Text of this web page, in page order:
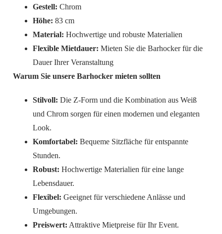
Gestell: Chrom
Höhe: 83 cm
Material: Hochwertige und robuste Materialien
Flexible Mietdauer: Mieten Sie die Barhocker für die
Dauer Ihrer Veranstaltung
Warum Sie unsere Barhocker mieten sollten
Stilvoll: Die Z-Form und die Kombination aus Weiß
und Chrom sorgen für einen modernen und eleganten
Look.
Komfortabel: Bequeme Sitzfläche für entspannte
Stunden.
Robust: Hochwertige Materialien für eine lange
Lebensdauer.
Flexibel: Geeignet für verschiedene Anlässe und
Umgebungen.
Preiswert: Attraktive Mietpreise für Ihr Event.